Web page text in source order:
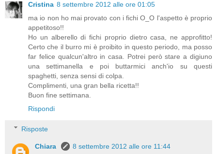
Cristina 8 settembre 2012 alle ore 01:05
ma io non ho mai provato con i fichi O_O l'aspetto è proprio
appetitoso!!
Ho un alberello di fichi proprio dietro casa, ne approfitto!
Certo che il burro mi è proibito in questo periodo, ma posso
far felice qualcun'altro in casa. Potrei però stare a digiuno
una settimanella e poi buttarmici anch'io su questi
spaghetti, senza sensi di colpa.
Complimenti, una gran bella ricetta!!
Buon fine settimana.
Rispondi
Risposte
Chiara
8 settembre 2012 alle ore 11:44